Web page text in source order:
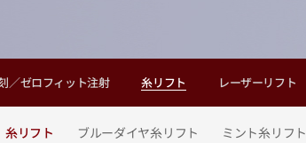
／ゼロフィット注射 糸リフト
糸リフト ブルーダイヤ糸リフト ミント糸リフト
レーザーリフト